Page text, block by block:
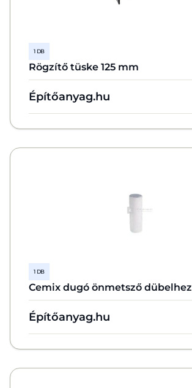
1 DB
Rögzítő tüske 125 mm
Építőanyag.hu
1 DB
Cemix dugó önmetsző dübelhez
Építőanyag.hu